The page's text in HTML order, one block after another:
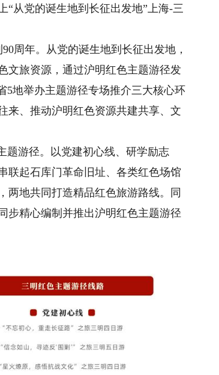
从党的诞生地到长征出发地”上海-三
周年。从党的诞生地到长征出发地，
文旅资源，通过沪明红色主题游径发
5地举办主题游径专场推介三大核心环
来、推动沪明红色资源共建共享、文
游径。以党建初心线、研学励志
联起石库门革命旧址、各类红色场馆
两地共同打造精品红色旅游路线。同
步精心编制并推出沪明红色主题游径